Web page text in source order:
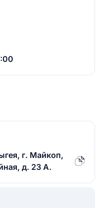
г. Майкоп,
д. 23 А.